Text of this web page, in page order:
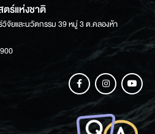
ร์แห่งชาติ
จัยและนวัตกรรม 39 หมู่ 3 ต.คลองห้า